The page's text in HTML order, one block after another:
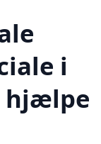
i
hjælpe